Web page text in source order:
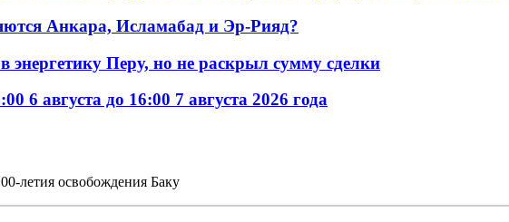
Анкара, Исламабад и Эр-Рияд?
энергетику Перу, но не раскрыл сумму сделки
6 августа до 16:00 7 августа 2026 года
летия освобождения Баку